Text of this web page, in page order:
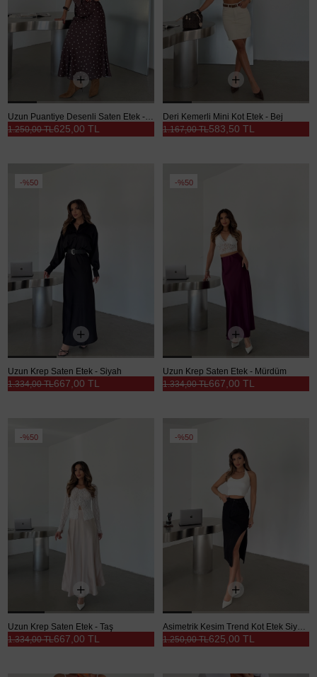
Uzun Puantiye Desenli Saten Etek - Kahve
625,00 TL
1.250,00 TL
Deri Kemerli Mini Kot Etek - Bej
583,50 TL
1.167,00 TL
%50
Uzun Krep Saten Etek - Siyah
667,00 TL
1.334,00 TL
%50
Uzun Krep Saten Etek - Mürdüm
667,00 TL
1.334,00 TL
%50
Uzun Krep Saten Etek - Taş
667,00 TL
1.334,00 TL
%50
625,00 TL
1.250,00 TL